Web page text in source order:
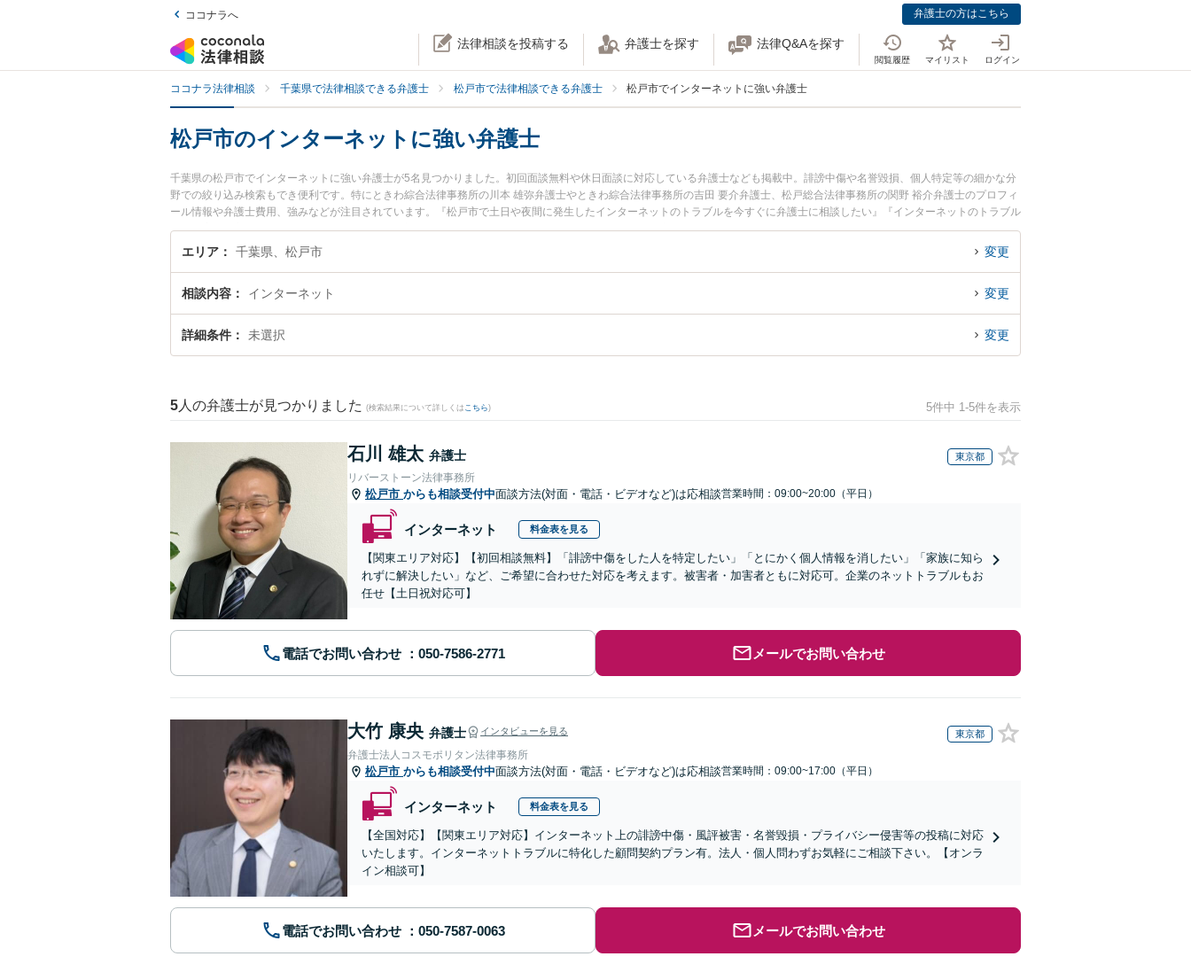
ココナラへ 弁護士の方はこちら
法律相談を投稿する 弁護士を探す 法律Q&Aを探す
閲覧履歴 マイリスト ログイン
ココナラ法律相談 千葉県で法律相談できる弁護士 松戸市で法律相談できる弁護士 松戸市でインターネットに強い弁護士
松戸市のインターネットに強い弁護士
千葉県の松戸市でインターネットに強い弁護士が5名見つかりました。初回面談無料や休日面談に対応している弁護士なども掲載中。誹謗中傷や名誉毀損、個人特定等の細かな分
野での絞り込み検索もでき便利です。特にときわ綜合法律事務所の川本 雄弥弁護士やときわ綜合法律事務所の吉田 要介弁護士、松戸総合法律事務所の関野 裕介弁護士のプロフィ
ール情報や弁護士費用、強みなどが注目されています。『松戸市で土日や夜間に発生したインターネットのトラブルを今すぐに弁護士に相談したい』『インターネットのトラブル
解決の実績豊富な近くの弁護士を検索したい』『初回相談無料でインターネットを法律相談できる松戸市内の弁護士に相談予約したい』などでお困りの相談者さんにおすすめで
す。エリア 千葉県、松戸市 変更
相談内容 インターネット 変更
詳細条件 未選択 変更
5 人の弁護士が見つかりました (検索結果について詳しくは こちら) 5件中 1-5件を表示
石川 雄太 弁護士 東京都
リバーストーン法律事務所
松戸市 からも相談受付中面談方法(対面・電話・ビデオなど)は応相談営業時間：09:00~20:00（平日）
インターネット 料金表を見る
【関東エリア対応】【初回相談無料】「誹謗中傷をした人を特定したい」「とにかく個人情報を消したい」「家族に知ら
れずに解決したい」など、ご希望に合わせた対応を考えます。被害者・加害者ともに対応可。企業のネットトラブルもお
任せ【土日祝対応可】
電話でお問い合わせ メールでお問い合わせ
大竹 康央 弁護士 インタビューを見る 東京都
弁護士法人コスモポリタン法律事務所
松戸市 からも相談受付中面談方法(対面・電話・ビデオなど)は応相談営業時間：09:00~17:00（平日）
インターネット 料金表を見る
【全国対応】【関東エリア対応】インターネット上の誹謗中傷・風評被害・名誉毀損・プライバシー侵害等の投稿に対応
いたします。インターネットトラブルに特化した顧問契約プラン有。法人・個人問わずお気軽にご相談下さい。【オンラ
イン相談可】
電話でお問い合わせ メールでお問い合わせ